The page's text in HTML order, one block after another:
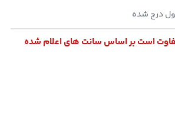
درج شده
است بر اساس سانت های اعلام شده